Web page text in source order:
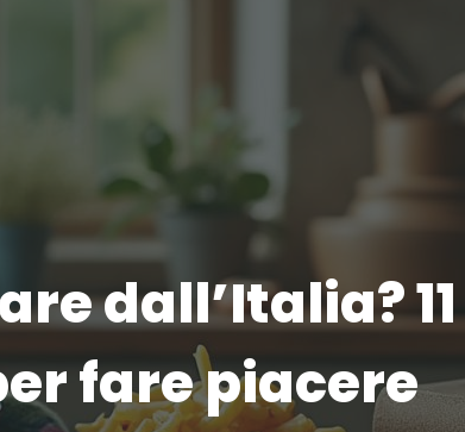
dall’Italia?
fare piacere